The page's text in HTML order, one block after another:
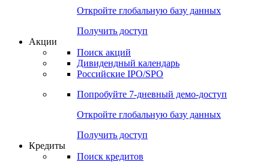
Откройте глобальную базу данных
Получить доступ
Акции
Поиск акций
Дивидендный календарь
Российские IPO/SPO
Попробуйте 7-дневный демо-доступ
Откройте глобальную базу данных
Получить доступ
Кредиты
Поиск кредитов